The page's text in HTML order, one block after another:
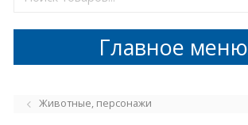
Главное меню
Животные, персонажи